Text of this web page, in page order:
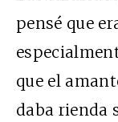
pensé que
que el
daba rienda